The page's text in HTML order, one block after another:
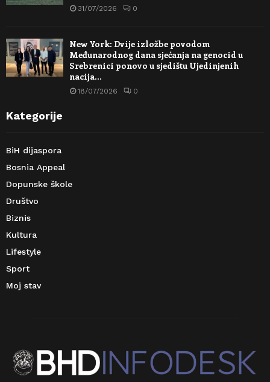
31/07/2026 0
New York: Dvije izložbe povodom
Međunarodnog dana sjećanja na genocid u
Srebrenici ponovo u sjedištu Ujedinjenih
nacija…
18/07/2026 0
Kategorije
BiH dijaspora
Bosnia Appeal
Dopunske škole
Društvo
Biznis
Kultura
Lifestyle
Sport
Moj stav